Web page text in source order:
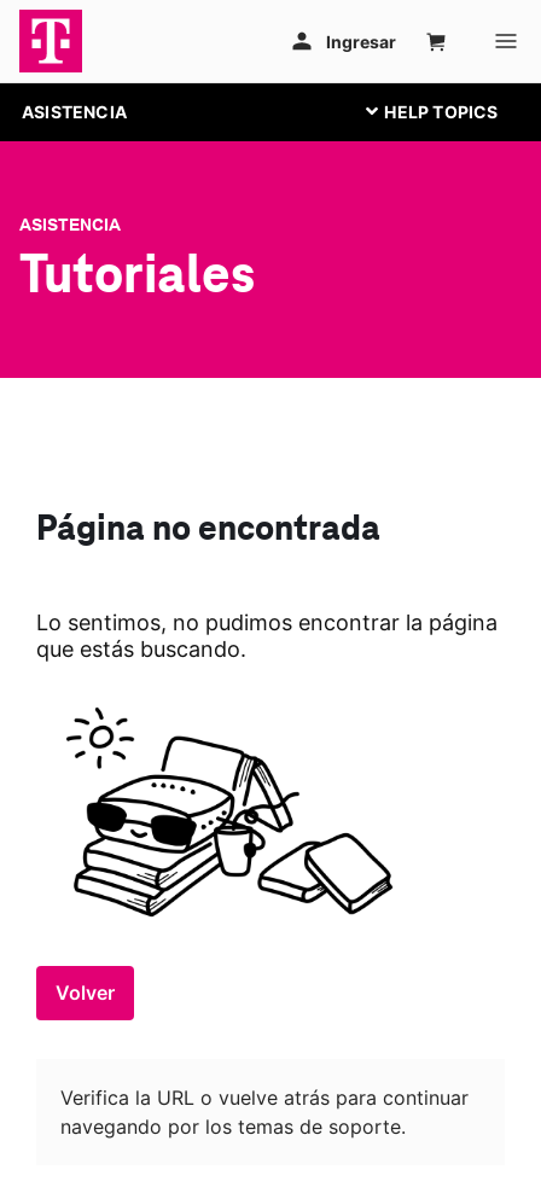
ASISTENCIA
ASISTENCIA
Tutoriales